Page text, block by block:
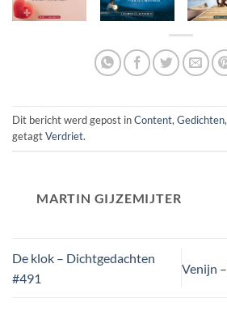
Dit bericht werd gepost inContent,Gedichten,
getagtVerdriet.
MARTIN GIJZEMIJTER
De klok – Dichtgedachten
#491
Venijn